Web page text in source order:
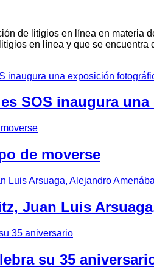
de litigios en línea en materia
en línea y que se encuentra
SOS inaugura
de moverse
Juan Luis
su 35